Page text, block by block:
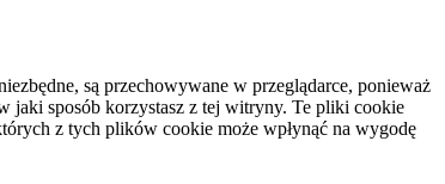
są przechowywane w przeglądarce, ponieważ
jaki sposób korzystasz z tej witryny. Te pliki cookie
z tych plików cookie może wpłynąć na wygodę